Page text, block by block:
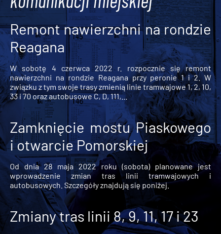
Remont nawierzchni na rondzie
Reagana
W sobotę 4 czerwca 2022 r. rozpocznie się remont
nawierzchni na rondzie Reagana przy peronie 1 i 2. W
związku z tym swoje trasy zmienią linie tramwajowe 1, 2, 10,
33 i 70 oraz autobusowe C, D, 111,...
Zamknięcie mostu Piaskowego
i otwarcie Pomorskiej
Od dnia 28 maja 2022 roku (sobota) planowane jest
wprowadzenie zmian tras linii tramwajowych i
autobusowych. Szczegóły znajdują się poniżej.
Zmiany tras linii 8, 9, 11, 17 i 23